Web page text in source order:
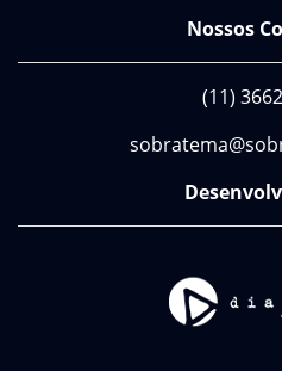
Nossos
(11)